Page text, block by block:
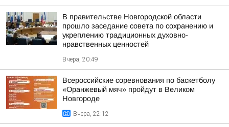
В правительстве Новгородской области
прошло заседание совета по сохранению и
укреплению традиционных духовно-
нравственных ценностей
Вчера, 20:49
Всероссийские соревнования по баскетболу
«Оранжевый мяч» пройдут в Великом
Новгороде
Вчера, 22:12